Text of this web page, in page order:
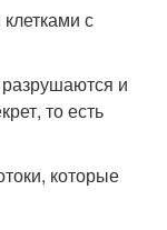
с
и
то есть
которые